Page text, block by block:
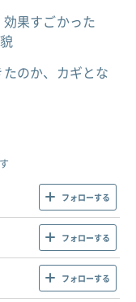
果すごかった
のか、カギとな
フォローする
フォローする
フォローする